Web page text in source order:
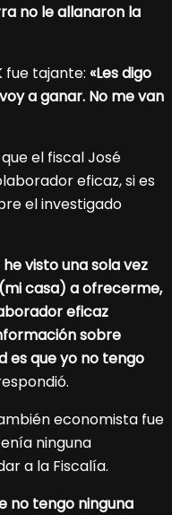
no le allanaron la
fue tajante: «Les digo
a ganar. No me van
el fiscal José
eficaz, si es
el investigado
visto una sola vez
casa) a ofrecerme,
eficaz
sobre
es que yo no tengo
economista fue
ninguna
a la Fiscalía.
no tengo ninguna